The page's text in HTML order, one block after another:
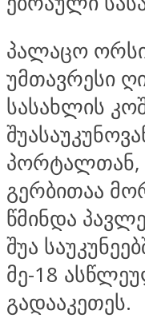
პალაცო
უმთავრესი
სასახლის
პორტალთან,
გერბითაა
წმინდა
შუა
მე-18
გადააკეთეს.